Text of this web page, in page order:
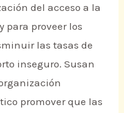
del acceso a la
para proveer los
las tasas de
inseguro. Susan
promover que las